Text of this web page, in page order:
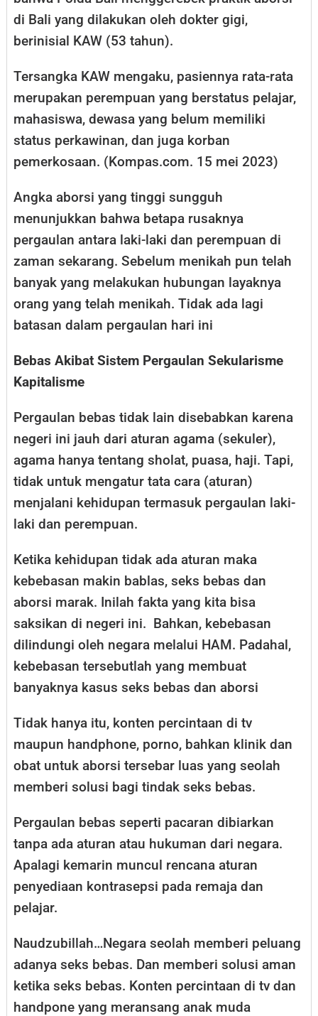
di Bali yang dilakukan oleh dokter gigi,
berinisial KAW (53 tahun).
Tersangka KAW mengaku, pasiennya rata-rata
merupakan perempuan yang berstatus pelajar,
mahasiswa, dewasa yang belum memiliki
status perkawinan, dan juga korban
pemerkosaan. (Kompas.com. 15 mei 2023)
Angka aborsi yang tinggi sungguh
menunjukkan bahwa betapa rusaknya
pergaulan antara laki-laki dan perempuan di
zaman sekarang. Sebelum menikah pun telah
banyak yang melakukan hubungan layaknya
orang yang telah menikah. Tidak ada lagi
batasan dalam pergaulan hari ini
Bebas Akibat Sistem Pergaulan Sekularisme
Kapitalisme
Pergaulan bebas tidak lain disebabkan karena
negeri ini jauh dari aturan agama (sekuler),
agama hanya tentang sholat, puasa, haji. Tapi,
tidak untuk mengatur tata cara (aturan)
menjalani kehidupan termasuk pergaulan laki-
laki dan perempuan.
Ketika kehidupan tidak ada aturan maka
kebebasan makin bablas, seks bebas dan
aborsi marak. Inilah fakta yang kita bisa
saksikan di negeri ini. Bahkan, kebebasan
dilindungi oleh negara melalui HAM. Padahal,
kebebasan tersebutlah yang membuat
banyaknya kasus seks bebas dan aborsi
Tidak hanya itu, konten percintaan di tv
maupun handphone, porno, bahkan klinik dan
obat untuk aborsi tersebar luas yang seolah
memberi solusi bagi tindak seks bebas.
Pergaulan bebas seperti pacaran dibiarkan
tanpa ada aturan atau hukuman dari negara.
Apalagi kemarin muncul rencana aturan
penyediaan kontrasepsi pada remaja dan
pelajar.
Naudzubillah…Negara seolah memberi peluang
adanya seks bebas. Dan memberi solusi aman
ketika seks bebas. Konten percintaan di tv dan
handpone yang meransang anak muda